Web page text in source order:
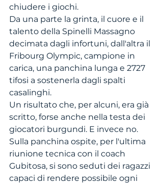
chiudere i giochi.
Da una parte la grinta, il cuore e il
talento della Spinelli Massagno
decimata dagli infortuni, dall'altra il
Fribourg Olympic, campione in
carica, una panchina lunga e 2727
tifosi a sostenerla dagli spalti
casalinghi.
Un risultato che, per alcuni, era già
scritto, forse anche nella testa dei
giocatori burgundi. E invece no.
Sulla panchina ospite, per l'ultima
riunione tecnica con il coach
Gubitosa, si sono seduti dei ragazzi
capaci di rendere possibile ogni